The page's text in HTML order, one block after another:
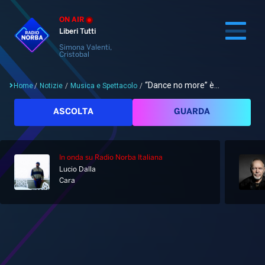
ON AIR
Liberi Tutti
Simona Valenti,
Cristobal
Cerca
Home
Notizie
Pod&Play
Home/ Notizie / Musica e Spettacolo / “Dance no more” è...
ASCOLTA GUARDA
In onda su Radio Norba Italiana
Lucio Dalla
Cara